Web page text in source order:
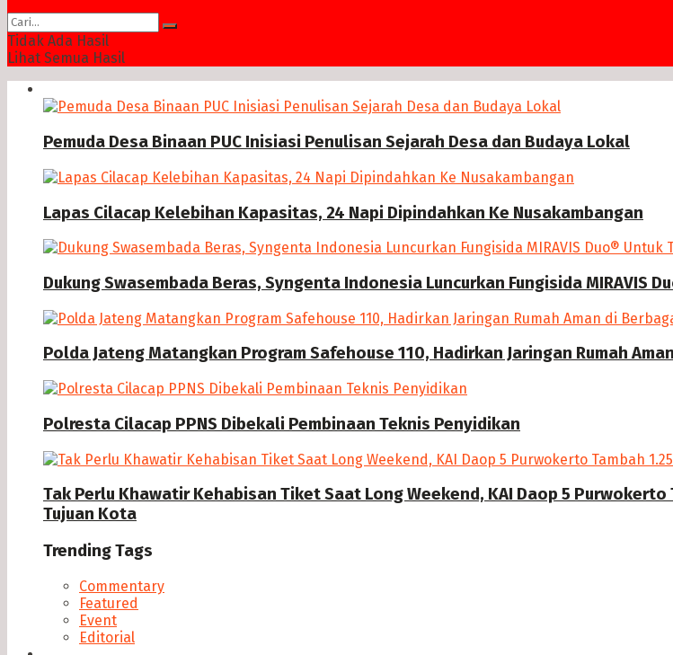
Tidak Ada Hasil
Lihat Semua Hasil
Pemuda Desa Binaan PUC Inisiasi Penulisan Sejarah Desa dan Budaya Lokal
Lapas Cilacap Kelebihan Kapasitas, 24 Napi Dipindahkan Ke Nusakambangan
Dukung Swasembada Beras, Syngenta Indonesia Luncurkan Fungisida MIRAVIS
Polda Jateng Matangkan Program Safehouse 110, Hadirkan Jaringan Rumah
Polresta Cilacap PPNS Dibekali Pembinaan Teknis Penyidikan
Tak Perlu Khawatir Kehabisan Tiket Saat Long Weekend, KAI Daop 5
Tujuan Kota
Trending Tags
Commentary
Featured
Event
Editorial